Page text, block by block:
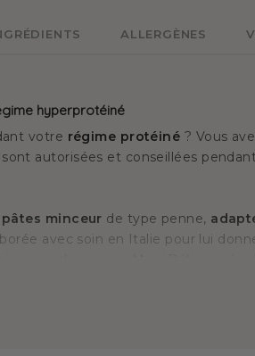
ALLERGÈNES
hyperprotéiné
votre régime protéiné ? Vous
sont autorisées et conseillées
pâtes minceur de type penne,
avec soin en Italie pour lui
au fil de vos inspirations,